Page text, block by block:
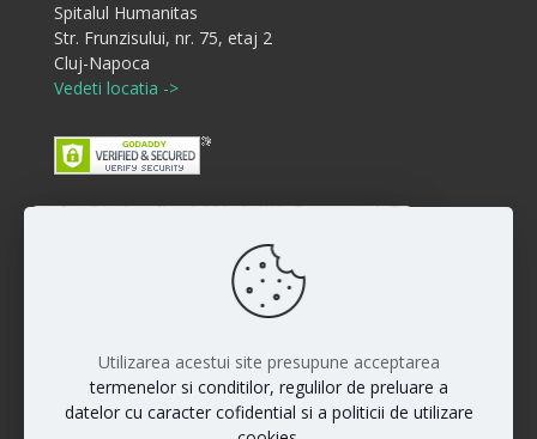
Spitalul Humanitas
Str. Frunzisului, nr. 75, etaj 2
Cluj-Napoca
Vedeti locatia ->
Rezultatele interventiilor pot diferi de la persoana la
proceduri sunt individuale. Fiecare pacient este unic si
rezultatele nu pot fi la fel pentru toti pacientii.
Utilizarea acestui site presupune acceptarea
termenelor si conditilor, regulilor de preluare a
datelor cu caracter cofidential si a politicii de utilizare
Buna ziua! Cum va putem ajuta?